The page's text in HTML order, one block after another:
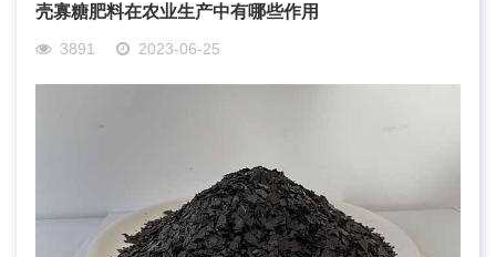
壳寡糖肥料在农业生产中有哪些作用
3891 2023-06-25